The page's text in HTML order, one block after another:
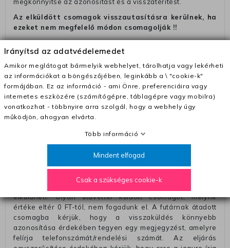
Az elküldött csomagok visszautasításra kerülnek, ha
ezeket nem megfelelő módon csomagolják !!
Szállítási díjak:
– Futár - kézbesítés az ország egész területén, 2-3
munkanapon belül a megrendelés e-mailben / sms-ben
történő megerősítésétől számítva
– Szállítás 1700 Ft (+400 Ft utánvéttel)
– Ingyenes szállítás 31600 Ft feletti megrendeléseknél
(+400 Ft utánvétte)
– A kapott termék cseréjéért 3780 Ft szállítási díjat
számolunk fel (oda -vissza út)
A pénz visszatérítéséhez küldjük a futárt, hogy vegye át
Öntől a terméket/termékeket, vagy más futárral is
elküldheti. Olyan utávéttel küldött csomagot, melyne
értéke eltér 0 FT-tól, nem fogadunk el. A futárnak átadott
csomagba kérjük, hogy a visszaküldés könnyebb
azonosítása érdekében tegyen egy megjegyzést, amelyre
felírja telefonszámát/rendelési számát. Az eljárás
Irányítsd az adatvédelemedet
Amikor meglátogat bármelyik webhelyet, tárolhatja vagy lekérheti
az információkat a böngészőjében, leginkább a \ "cookie-k"
formájában. Ez az információ - ami Önre, preferenciáira vagy
internetes eszközére (számítógépre, táblagépre vagy mobilra)
vonatkozhat - többnyire arra szolgál, hogy a webhely úgy
működjön, ahogyan elvárta.
Több információ
Mindent elfogad
Csak a szükséges cookie-k